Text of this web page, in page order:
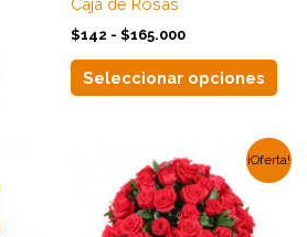
Caja de Rosas
$142 - $165.000
Seleccionar opciones
la
¡Oferta!
precio
original
era:
$230.000.
precio
actual
es:
$169.000.